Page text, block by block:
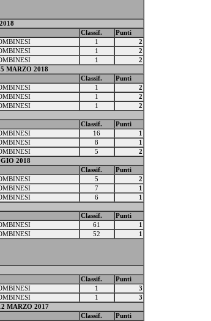
Classif.
Punti
1
2
1
2
1
2
MARZO 2018
Classif.
Punti
1
2
1
2
1
2
Classif.
Punti
16
1
8
1
5
2
2018
Classif.
Punti
5
2
7
1
6
1
Classif.
Punti
61
1
52 1
Classif.
Punti
1
3
1
3
MARZO 2017
Classif.
Punti